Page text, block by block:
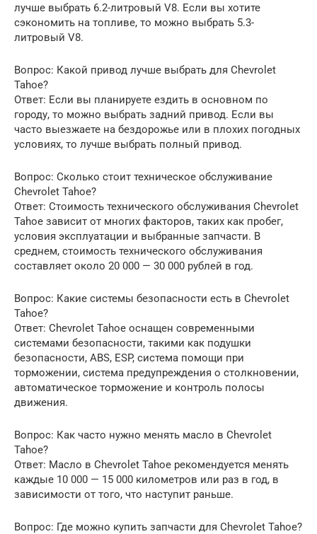
лучше выбрать 6.2-литровый V8. Если вы хотите
сэкономить на топливе, то можно выбрать 5.3-
литровый V8.
Вопрос: Какой привод лучше выбрать для Chevrolet
Tahoe?
Ответ: Если вы планируете ездить в основном по
городу, то можно выбрать задний привод. Если вы
часто выезжаете на бездорожье или в плохих погодных
условиях, то лучше выбрать полный привод.
Вопрос: Сколько стоит техническое обслуживание
Chevrolet Tahoe?
Ответ: Стоимость технического обслуживания Chevrolet
Tahoe зависит от многих факторов, таких как пробег,
условия эксплуатации и выбранные запчасти. В
среднем, стоимость технического обслуживания
составляет около 20 000 — 30 000 рублей в год.
Вопрос: Какие системы безопасности есть в Chevrolet
Tahoe?
Ответ: Chevrolet Tahoe оснащен современными
системами безопасности, такими как подушки
безопасности, ABS, ESP, система помощи при
торможении, система предупреждения о столкновении,
автоматическое торможение и контроль полосы
движения.
Вопрос: Как часто нужно менять масло в Chevrolet
Tahoe?
Ответ: Масло в Chevrolet Tahoe рекомендуется менять
каждые 10 000 — 15 000 километров или раз в год, в
зависимости от того, что наступит раньше.
Вопрос: Где можно купить запчасти для Chevrolet Tahoe?